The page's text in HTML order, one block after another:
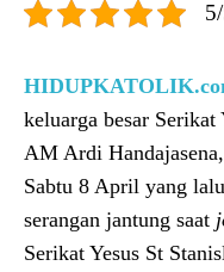
keluarga besar
AM Ardi
Sabtu 8 April yang
serangan jantung saat
Serikat Yesus St